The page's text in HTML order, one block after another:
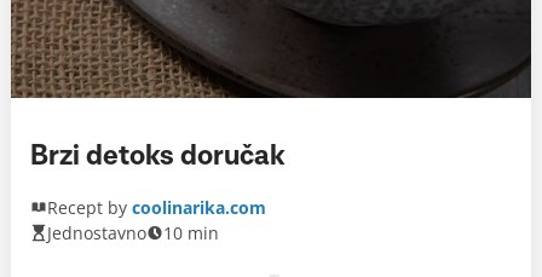
Brzi detoks doručak
Recept by coolinarika.com
Jednostavno
10 min